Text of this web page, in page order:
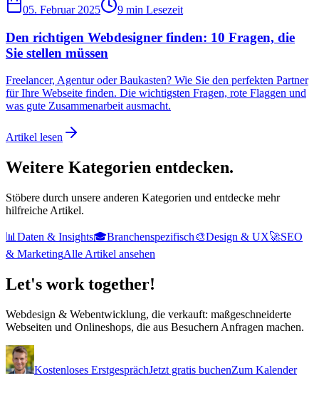
05. Februar 2025
9 min Lesezeit
Den richtigen Webdesigner finden: 10 Fragen, die
Sie stellen müssen
Freelancer, Agentur oder Baukasten? Wie Sie den perfekten Partner
für Ihre Webseite finden. Die wichtigsten Fragen, rote Flaggen und
was gute Zusammenarbeit ausmacht.
Artikel lesen
Weitere Kategorien entdecken.
Stöbere durch unsere anderen Kategorien und entdecke mehr
hilfreiche Artikel.
📊 Daten & Insights🎓Branchenspezifisch🎨Design & UX🚀SEO
& MarketingAlle Artikel ansehen
Let's work together!
Webdesign & Webentwicklung, die verkauft: maßgeschneiderte
Webseiten und Onlineshops, die aus Besuchern Anfragen machen.
Kostenloses ErstgesprächJetzt gratis buchenZum Kalender